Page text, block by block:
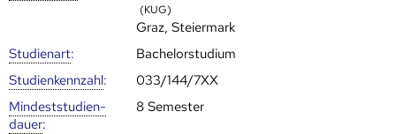
(KUG)
Graz, Steiermark
Studienart:
Bachelorstudium
Studien­kenn­zahl:
033/144/7XX
Mindest­studien­
dauer:
8 Semester